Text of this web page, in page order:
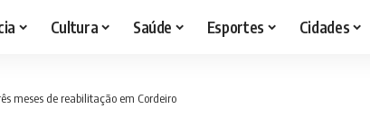
Cultura Saúde Esportes Cidades
meses de reabilitação em Cordeiro